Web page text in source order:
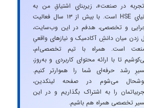
در صنعت»، زیربنایِ اشتیاقِ من به
دنیایِ HSE است. با بیش از ۱۳ سال فعالیت
و تخصصی، هدفم در این وب‌سایت،
زدن میان دانشِ آکادمیک و نیازهای واقعیِ
است. همراه با تیم تخصصی‌ام،
تا با ارائه محتوای کاربردی و به‌روز،
رشد حرفه‌ای شما را هموارتر کنیم.
می‌شوم در صفحه لینکدین،
را به اشتراک بگذاریم و در این
تخصصی همراه هم باشیم.